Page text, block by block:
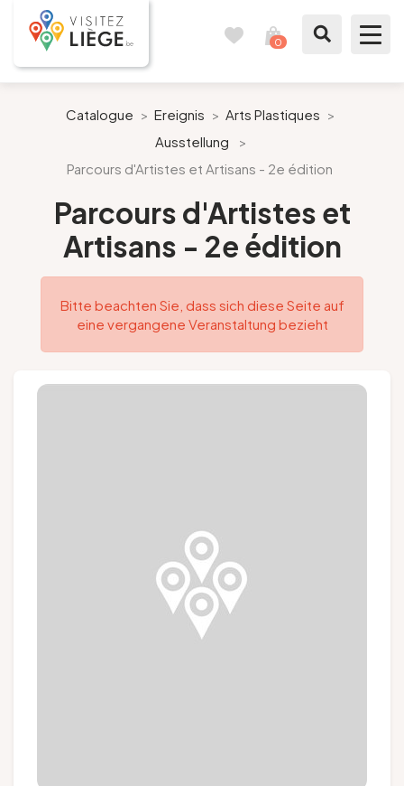
0
Wie ein Bürger von Lüttich
Meinen Aufenthalt vorbereiten
Unsere Vorschläge
Stadt Lüttich
Presse
Catalogue > Ereignis > Arts Plastiques >
Ausstellung
>
Parcours d'Artistes et Artisans - 2e édition
Parcours d'Artistes et
Artisans - 2e édition
Bitte beachten Sie, dass sich diese Seite auf
eine vergangene Veranstaltung bezieht